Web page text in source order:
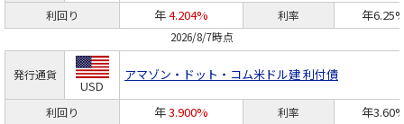
利回り 年4.204% 利率 年
2026/8/7時点
発行通貨
USD
アマゾン・ドット・コム米ドル建 利付債
利回り 年3.900% 利率 年